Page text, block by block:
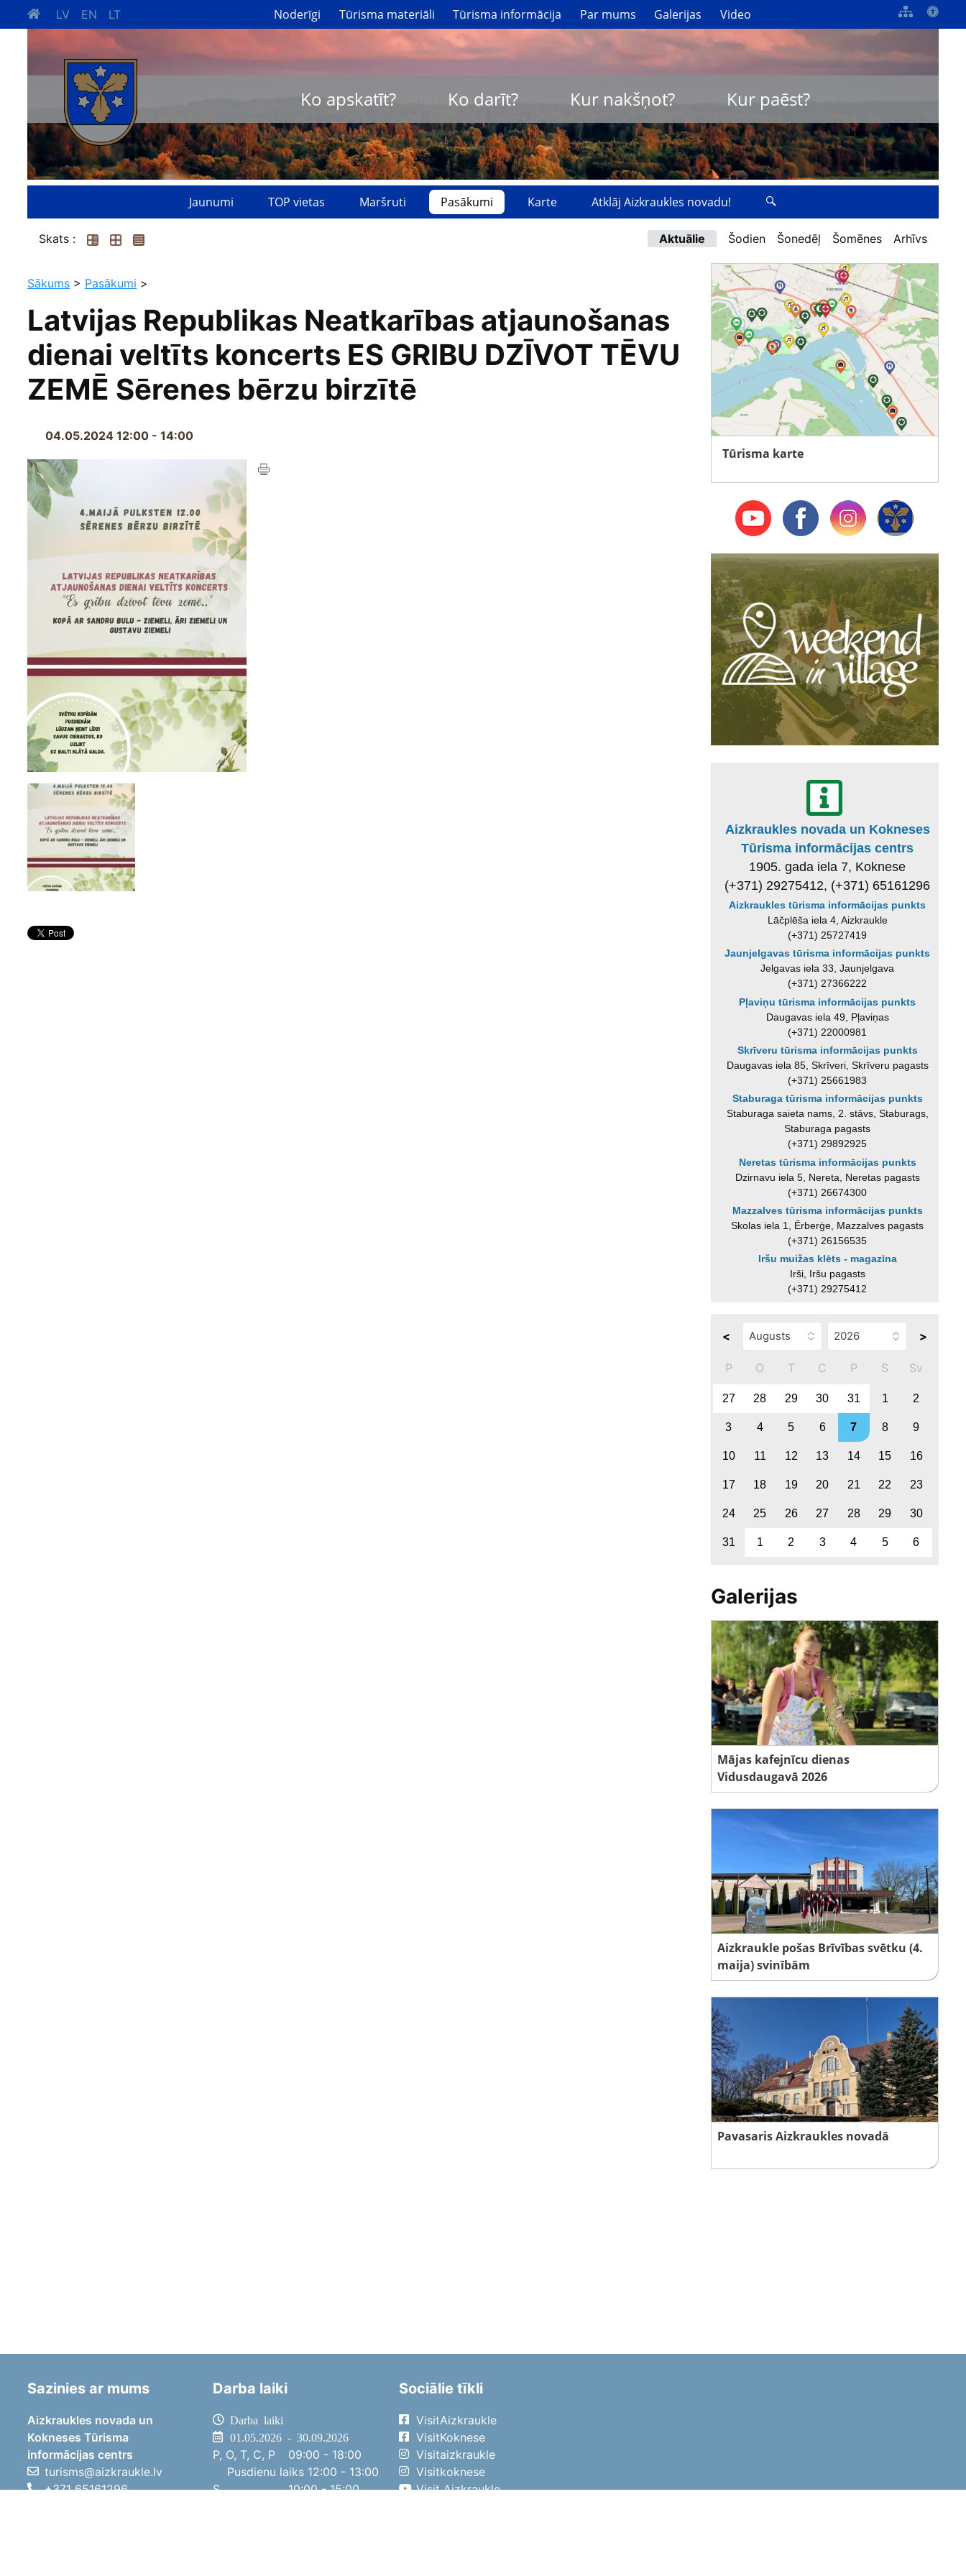
LV EN LT Noderīgi Tūrisma materiāli Tūrisma informācija Par mums Galerijas Video
Ko apskatīt? Ko darīt? Kur nakšņot? Kur paēst?
Jaunumi TOP vietas Maršruti Pasākumi Karte Atklāj Aizkraukles novadu!
Skats : Aktuālie Šodien Šonedēļ Šomēnes Arhīvs
Sākums > Pasākumi >
Latvijas Republikas Neatkarības atjaunošanas
dienai veltīts koncerts ES GRIBU DZĪVOT TĒVU
ZEMĒ Sērenes bērzu birzītē
04.05.2024 12:00 - 14:00
Tūrisma karte
Aizkraukles novada un Kokneses
Tūrisma informācijas centrs
1905. gada iela 7, Koknese
(+371) 29275412, (+371) 65161296
Aizkraukles tūrisma informācijas punkts
Lāčplēša iela 4, Aizkraukle
(+371) 25727419
Jaunjelgavas tūrisma informācijas punkts
Jelgavas iela 33, Jaunjelgava
(+371) 27366222
Pļaviņu tūrisma informācijas punkts
Daugavas iela 49, Pļaviņas
(+371) 22000981
Skrīveru tūrisma informācijas punkts
Daugavas iela 85, Skrīveri, Skrīveru pagasts
(+371) 25661983
Staburaga tūrisma informācijas punkts
Staburaga saieta nams, 2. stāvs, Staburags,
Staburaga pagasts
(+371) 29892925
Neretas tūrisma informācijas punkts
Dzirnavu iela 5, Nereta, Neretas pagasts
(+371) 26674300
Mazzalves tūrisma informācijas punkts
Skolas iela 1, Ērberģe, Mazzalves pagasts
(+371) 26156535
Iršu muižas klēts - magazīna
Irši, Iršu pagasts
(+371) 29275412
< >
P O T C P S Sv
27 28 29 30 31 1 2
3 4 5 6 7 8 9
10 11 12 13 14 15 16
17 18 19 20 21 22 23
24 25 26 27 28 29 30
31 1 2 3 4 5 6
Galerijas
Mājas kafejnīcu dienas
Vidusdaugavā 2026
Aizkraukle pošas Brīvības svētku (4.
maija) svinībām
Pavasaris Aizkraukles novadā
Sazinies ar mums
Aizkraukles novada un
Kokneses Tūrisma
informācijas centrs
turisms@aizkraukle.lv
+371 65161296
Darba laiki
Darba laiki
01.05.2026 - 30.09.2026
P, O, T, C, P
09:00 - 18:00
Pusdienu laiks 12:00 - 13:00
S
10:00 - 15:00
Sociālie tīkli
VisitAizkraukle
VisitKoknese
Visitaizkraukle
Visitkoknese
Visit Aizkraukle